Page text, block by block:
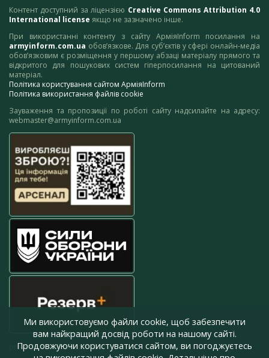
Контент доступний за ліцензією Creative Commons Attribution 4.0
International license якщо не зазначено інше.
При використанні контенту з сайту АрміяInform посилання на
armyinform.com.ua обов’язкове. Для суб’єктів у сфері онлайн-медіа
обов’язковим є розміщення у першому абзаці матеріалу прямого та
відкритого для пошукових систем гіперпосилання на цитований
матеріал.
Політика користування сайтом АрміяInform
Політика використання файлів cookie
Зауваження та пропозиції по роботі сайту надсилайте на адресу:
webmaster@armyinform.com.ua
press@armyinform.com.ua
Ми використовуємо файли cookie, щоб забезпечити
вам найкращий досвід роботи на нашому сайті.
Продовжуючи користуватися сайтом, ви погоджуєтесь